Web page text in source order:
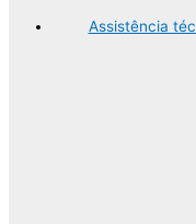
Assistência